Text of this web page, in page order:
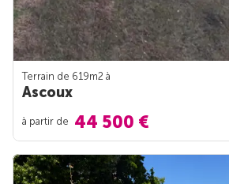
Terrain de 619m2 à
Ascoux
à partir de 44 500 €